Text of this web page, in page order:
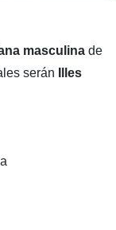
masculina de
serán
Illes